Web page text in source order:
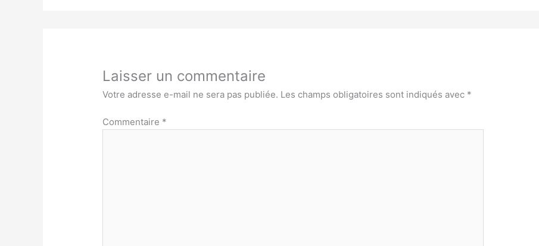
Laisser un commentaire
Votre adresse e-mail ne sera pas publiée. Les champs obligatoires sont indiqués avec *
Commentaire *